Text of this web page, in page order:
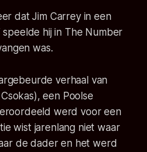
dat Jim Carrey in een
hij in The Number
was.
verhaal van
een Poolse
werd voor een
wist jarenlang niet waar
de dader en het werd